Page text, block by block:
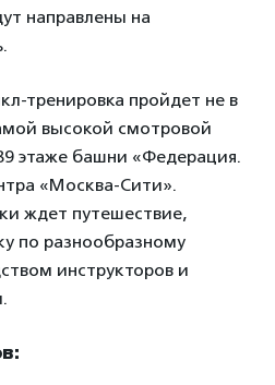
направлены на
тренировка пройдет не в
высокой смотровой
этаже башни «Федерация.
«Москва-Сити».
ждет путешествие,
по разнообразному
инструкторов и